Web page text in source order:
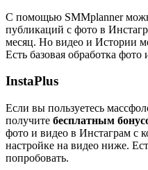
С помощью SMMplanner
публикаций с фото в
месяц. Но видео и Истории
Есть базовая обработка
InstaPlus
Если вы пользуетесь
получите бесплатным
фото и видео в Инстаграм с
настройке на видео ниже.
попробовать.